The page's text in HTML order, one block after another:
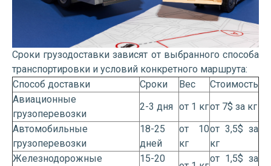
Сроки грузодоставки зависят от выбранного способа
транспортировки и условий конкретного маршрута:
Способ доставки
Сроки Вес
Стоимость
Авиационные
грузоперевозки
2-3 дня от 1 кгот 7$ за кг
Автомобильные
грузоперевозки
18-25
дней
от 10
кг
от 3,5$ за
кг
Железнодорожные
15-20
от 1,5$ за